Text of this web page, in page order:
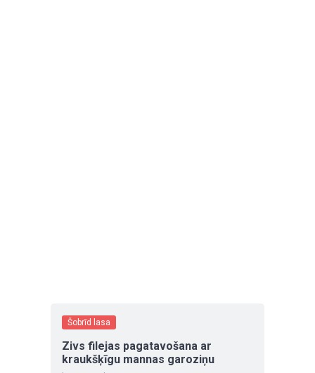
Šobrīd lasa
Zivs filejas pagatavošana ar
kraukšķīgu mannas garoziņu